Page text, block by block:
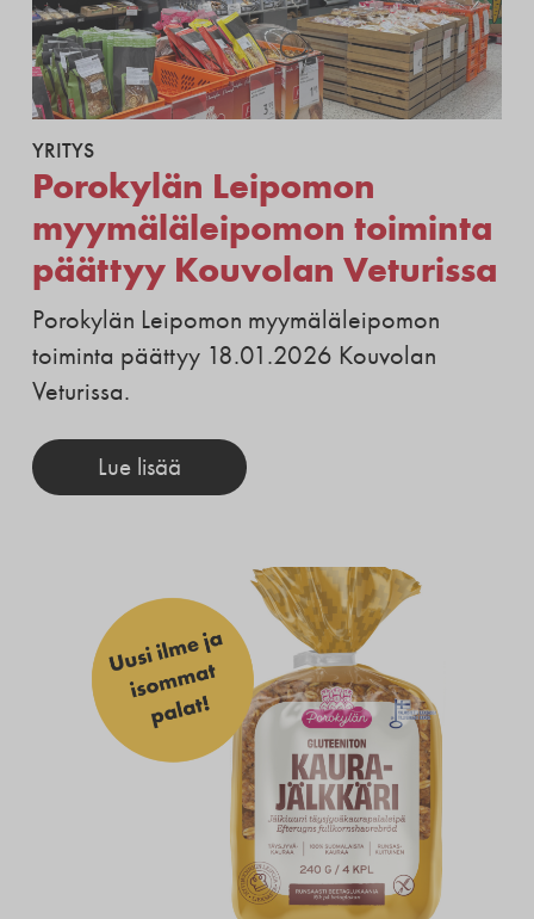
YRITYS
Porokylän Leipomon
myymäläleipomon toiminta
päättyy Kouvolan Veturissa
Porokylän Leipomon myymäläleipomon
toiminta päättyy 18.01.2026 Kouvolan
Veturissa.
Lue lisää